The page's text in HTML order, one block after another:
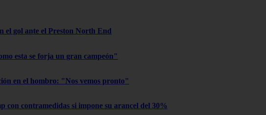
el gol ante el Preston North End
esta se forja un gran campeón"
en el hombro: "Nos vemos pronto"
con contramedidas si impone su arancel del 30%